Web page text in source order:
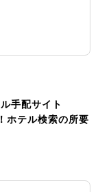
手配サイト
ホテル検索の所要